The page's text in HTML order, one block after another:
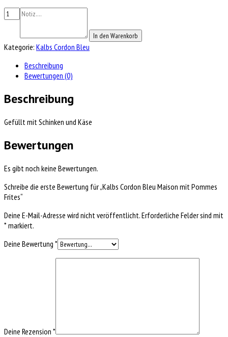
In den Warenkorb
Kategorie: Kalbs Cordon Bleu
Beschreibung
Bewertungen (0)
Beschreibung
Gefüllt mit Schinken und Käse
Bewertungen
Es gibt noch keine Bewertungen.
Schreibe die erste Bewertung für „Kalbs Cordon Bleu Maison mit Pommes
Frites“
Deine E-Mail-Adresse wird nicht veröffentlicht.Erforderliche Felder sind mit
*markiert.
Deine Bewertung *
Deine Rezension *